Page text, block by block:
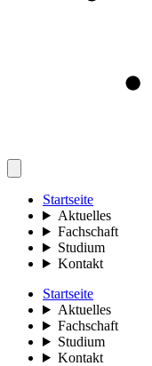
Startseite
Aktuelles
Fachschaft
Studium
Kontakt
Startseite
Aktuelles
Fachschaft
Studium
Kontakt